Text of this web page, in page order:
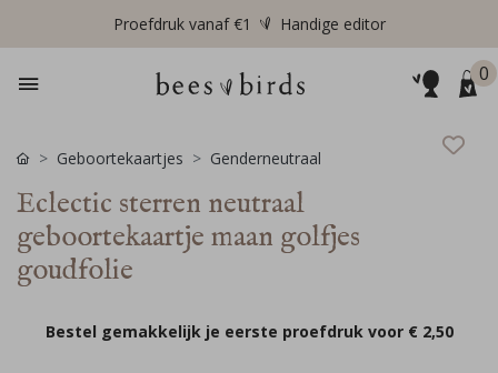
Proefdruk vanaf €1 Handige editor
0
Geboortekaartjes Genderneutraal
Eclectic sterren neutraal
geboortekaartje maan golfjes
goudfolie
Bestel gemakkelijk je eerste proefdruk voor € 2,50